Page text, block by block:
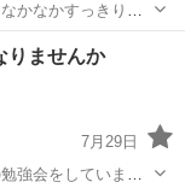
かなかすっきり着
6回のレッスンで、
方講座をつくりま
スン
りませんか
7月29日
強会をしていま